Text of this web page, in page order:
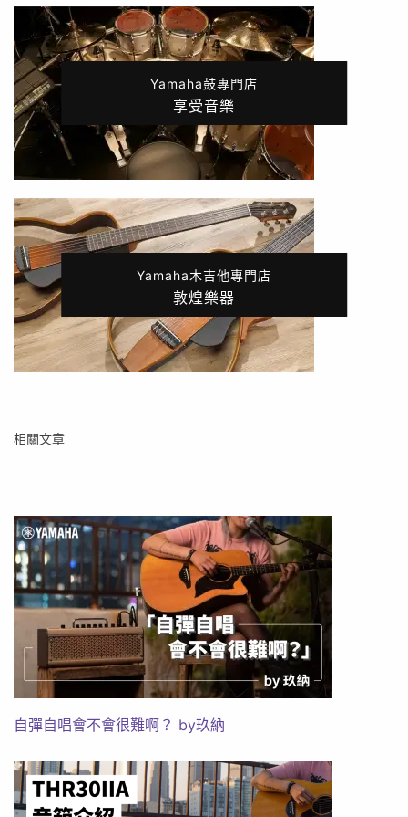
Yamaha鼓專門店
享受音樂
Yamaha木吉他專門店
敦煌樂器
相關文章
自彈自唱會不會很難啊？ by玖納